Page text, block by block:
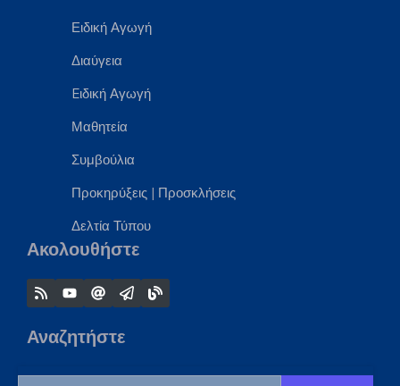
Ειδική Αγωγή
Διαύγεια
Eιδική Αγωγή
Μαθητεία
Συμβούλια
Προκηρύξεις | Προσκλήσεις
Δελτία Τύπου
Ακολουθήστε
Αναζητήστε